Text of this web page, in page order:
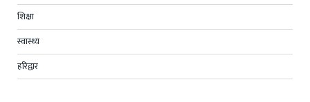
शिक्षा
स्वास्थ्य
हरिद्वार